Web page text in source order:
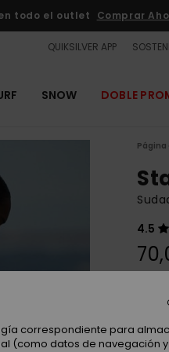
todo el outlet Comprar
QUIKSILVER APP
SNOW DOBLE
Página
4.5
correspondiente para
(como datos de navegación